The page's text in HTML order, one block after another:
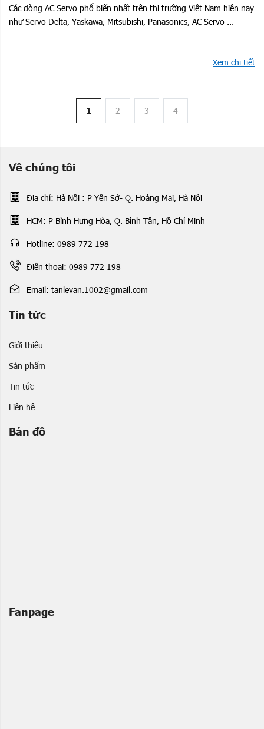
Các dòng AC Servo phổ biến nhất trên thị trường Việt Nam hiện nay
như Servo Delta, Yaskawa, Mitsubishi, Panasonics, AC Servo ...
Xem chi tiết
1 2 3 4
Về chúng tôi
Địa chỉ: Hà Nội : P Yên Sở- Q. Hoàng Mai, Hà Nội
HCM: P Bình Hưng Hòa, Q. Bình Tân, Hồ Chí Minh
Hotline: 0989 772 198
Điện thoại: 0989 772 198
Email: tanlevan.1002@gmail.com
Tin tức
Giới thiệu
Sản phẩm
Tin tức
Liên hệ
Bản đồ
Fanpage